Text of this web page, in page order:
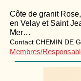
Côte de granit
en Velay et Saint
Mer…
Contact CHEMIN DE
Membres/